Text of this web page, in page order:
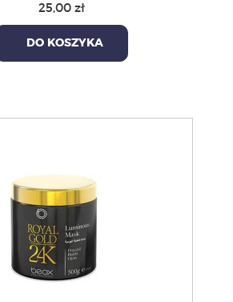
25,00 zł
DO KOSZYKA